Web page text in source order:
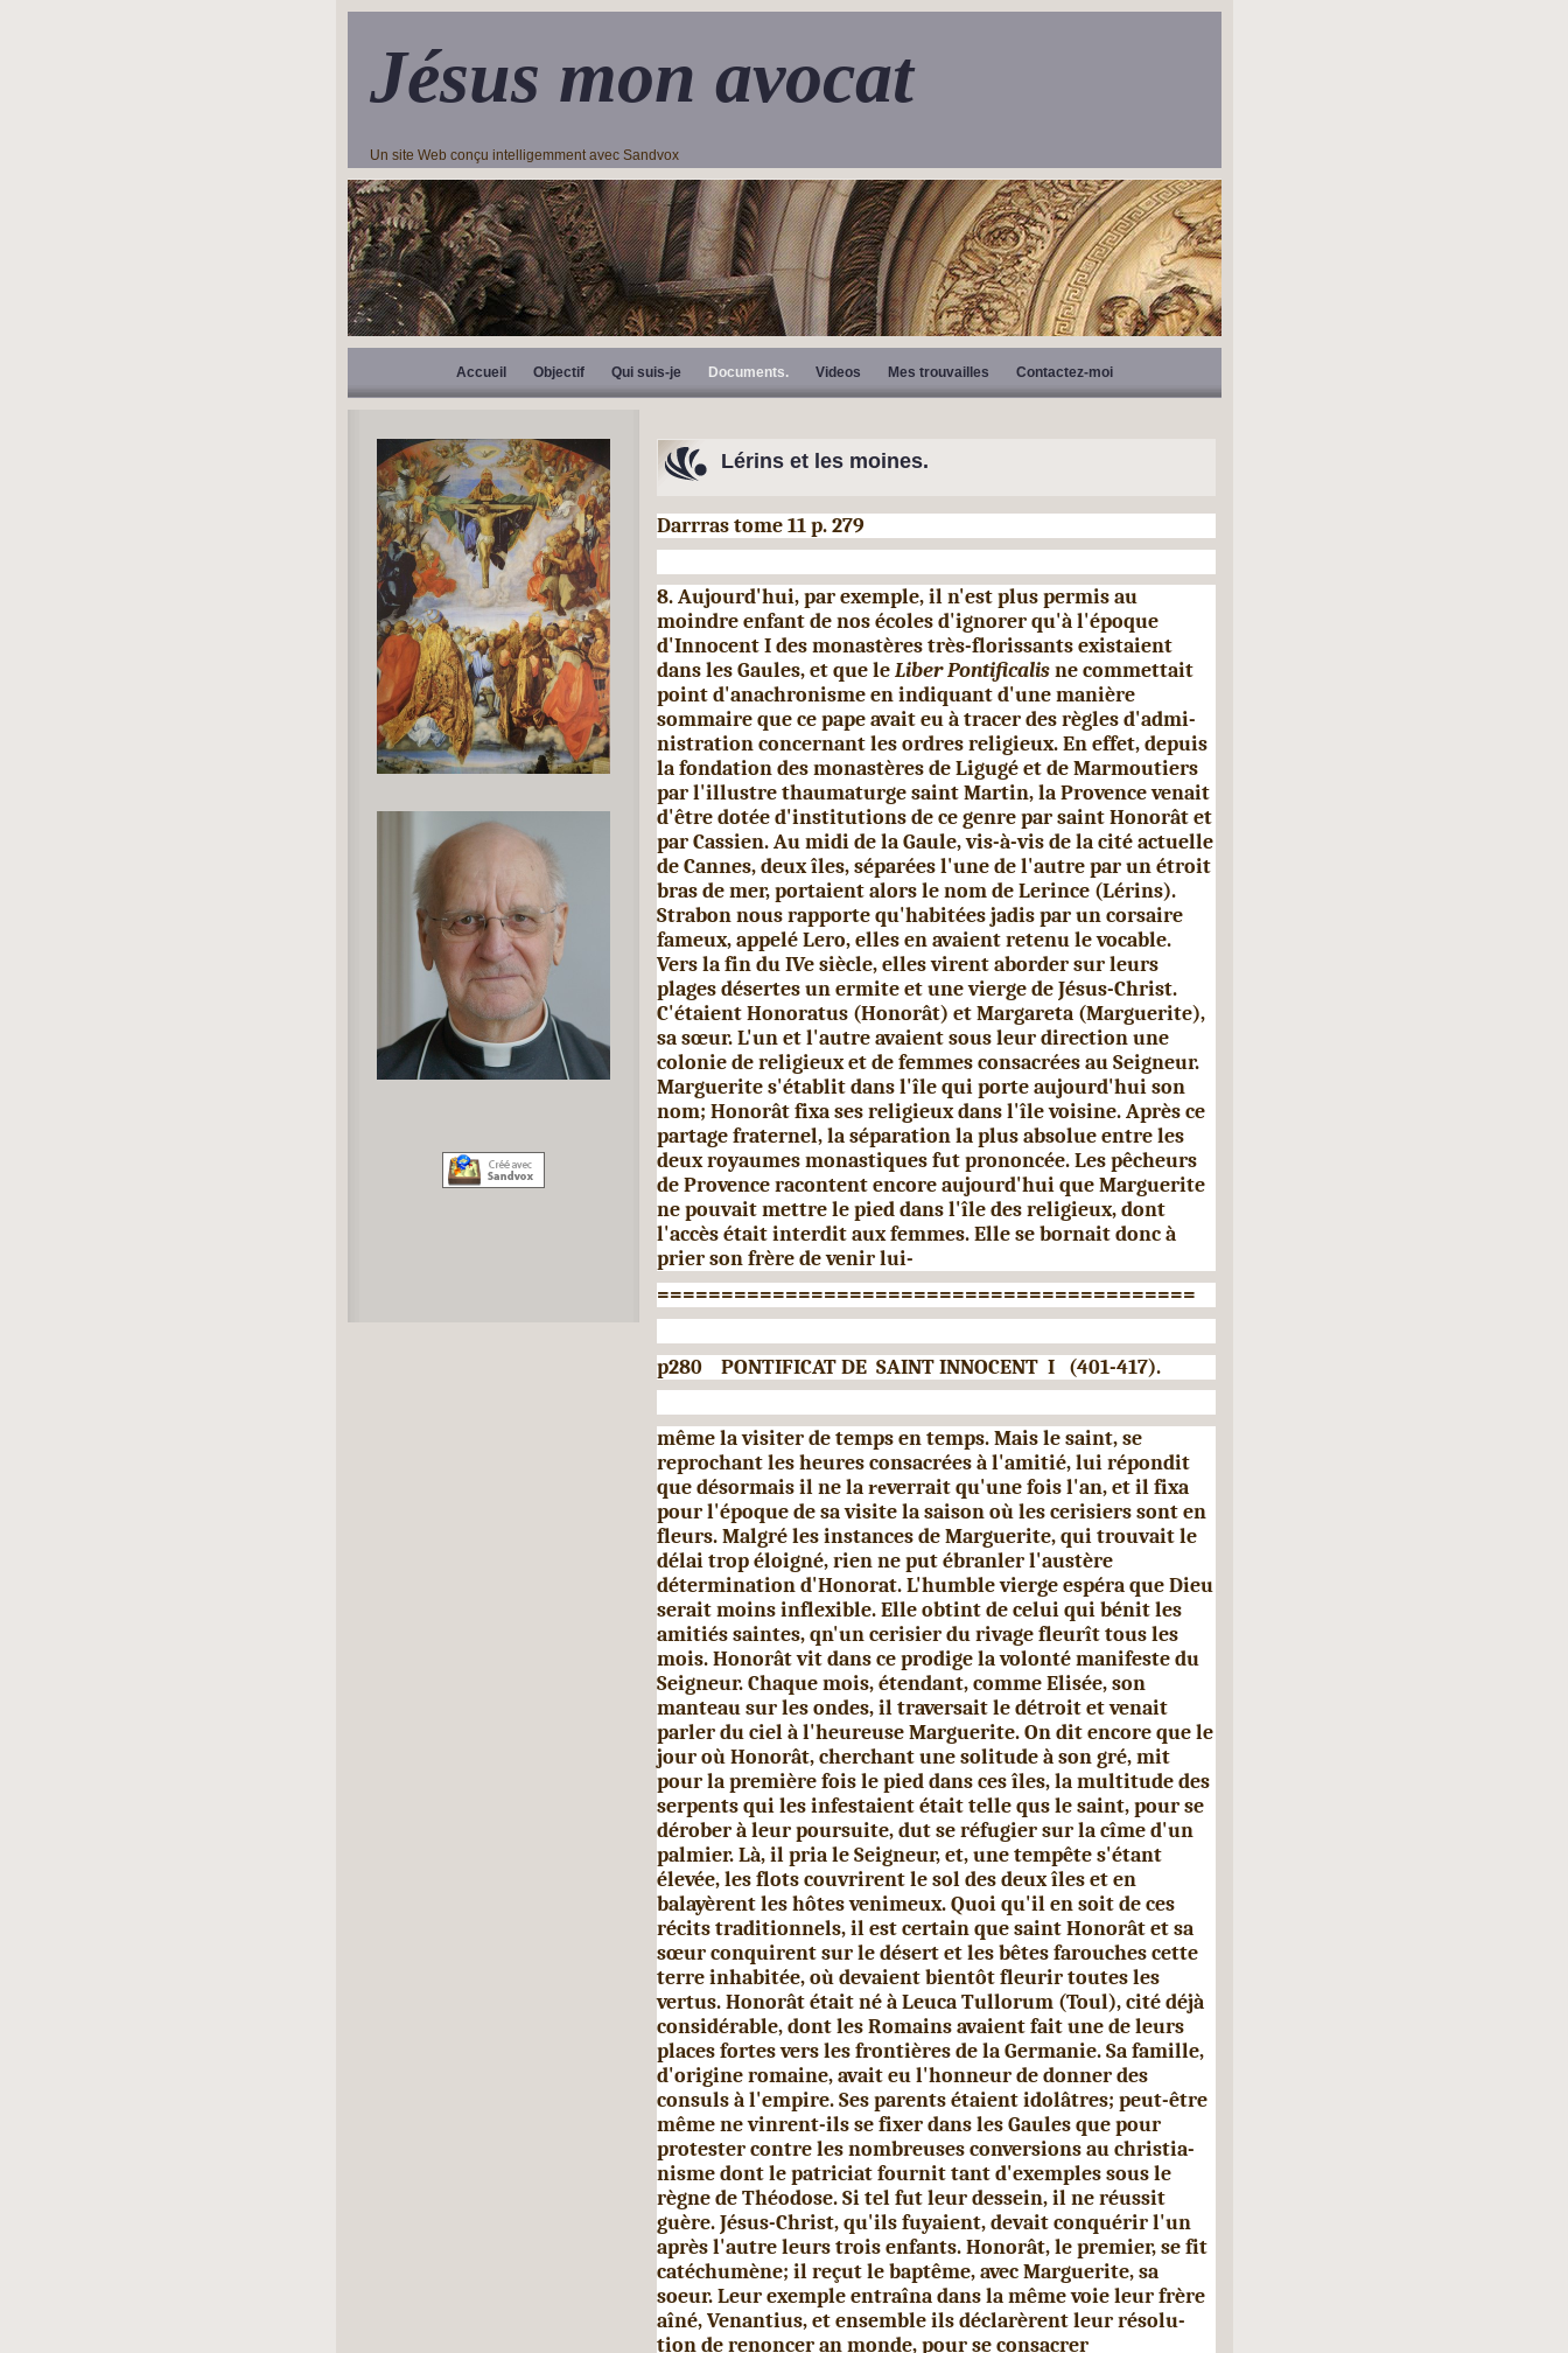
Jésus mon avocat
Un site Web conçu intelligemment avec Sandvox
Accueil Objectif Qui suis-je Documents. Videos Mes trouvailles Contactez-moi
Lérins et les moines.
Darrras tome 11 p. 279
8. Aujourd'hui, par exemple, il n'est plus permis au
moindre en­fant de nos écoles d'ignorer qu'à l'époque
d'Innocent I des monas­tères très-florissants existaient
dans les Gaules, et que leLiber Pontificalisne commettait
point d'anachronisme en indiquant d'une manière
sommaire que ce pape avait eu à tracer des règles d'admi­
nistration concernant les ordres religieux. En effet, depuis
la fondation des monastères de Ligugé et de Marmoutiers
par l'il­lustre thaumaturge saint Martin, la Provence venait
d'être dotée d'institutions de ce genre par saint Honorât et
par Cassien. Au midi de la Gaule, vis-à-vis de la cité actuelle
de Cannes, deux îles, séparées l'une de l'autre par un étroit
bras de mer, portaient alors le nom de Lerince (Lérins).
Strabon nous rapporte qu'habitées jadis par un corsaire
fameux, appelé Lero, elles en avaient retenu le vocable.
Vers la fin du IVe siècle, elles virent aborder sur leurs
plages désertes un ermite et une vierge de Jésus-Christ.
C'étaient Honoratus (Honorât) et Margareta (Marguerite),
sa sœur. L'un et l'autre avaient sous leur direction une
colonie de religieux et de femmes consacrées au Seigneur.
Marguerite s'établit dans l'île qui porte aujourd'hui son
nom; Honorât fixa ses religieux dans l'île voi­sine. Après ce
partage fraternel, la séparation la plus absolue entre les
deux royaumes monastiques fut prononcée. Les pêcheurs
de Provence racontent encore aujourd'hui que Marguerite
ne pouvait mettre le pied dans l'île des religieux, dont
l'accès était interdit aux femmes. Elle se bornait donc à
prier son frère de venir lui-
==========================================
p280 PONTIFICAT DE SAINT INNOCENT I (401-417).
même la visiter de temps en temps. Mais le saint, se
reprochant les heures consacrées à l'amitié, lui répondit
que désormais il ne la reverrait qu'une fois l'an, et il fixa
pour l'époque de sa visite la saison où les cerisiers sont en
fleurs. Malgré les instances de Margue­rite, qui trouvait le
délai trop éloigné, rien ne put ébranler l'austère
détermination d'Honorat. L'humble vierge espéra que Dieu
serait moins inflexible. Elle obtint de celui qui bénit les
amitiés saintes, qn'un cerisier du rivage fleurît tous les
mois. Honorât vit dans ce prodige la volonté manifeste du
Seigneur. Chaque mois, éten­dant, comme Elisée, son
manteau sur les ondes, il traver­sait le détroit et venait
parler du ciel à l'heureuse Marguerite. On dit encore que le
jour où Honorât, cherchant une solitude à son gré, mit
pour la première fois le pied dans ces îles, la multitude des
serpents qui les infestaient était telle qus le saint, pour se
dérober à leur poursuite, dut se réfugier sur la cîme d'un
palmier. Là, il pria le Seigneur, et, une tempête s'étant
élevée, les flots couvrirent le sol des deux îles et en
balayèrent les hôtes venimeux. Quoi qu'il en soit de ces
récits traditionnels, il est certain que saint Honorât et sa
sœur conquirent sur le désert et les bêtes farouches cette
terre inhabitée, où devaient bientôt fleurir toutes les
vertus. Honorât était né à Leuca Tullorum (Toul), cité déjà
considérable, dont les Romains avaient fait une de leurs
places fortes vers les frontières de la Germanie. Sa famille,
d'origine romaine, avait eu l'honneur de donner des
consuls à l'empire. Ses parents étaient idolâtres; peut-être
même ne vinrent-ils se fixer dans les Gaules que pour
protester contre les nombreuses conversions au christia­
nisme dont le patriciat fournit tant d'exemples sous le
règne de Théodose. Si tel fut leur dessein, il ne réussit
guère. Jésus-Christ, qu'ils fuyaient, devait conquérir l'un
après l'autre leurs trois enfants. Honorât, le premier, se fit
catéchumène; il reçut le baptême, avec Marguerite, sa
soeur. Leur exemple entraîna dans la même voie leur frère
aîné, Venantius, et ensemble ils déclarèrent leur résolu­
tion de renoncer an monde, pour se consacrer